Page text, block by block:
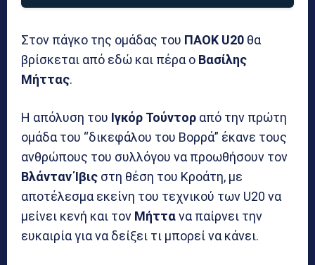
Στον πάγκο της ομάδας του ΠΑΟΚ U20 θα
βρίσκεται από εδώ και πέρα ο Βασίλης
Μήττας.
Η απόλυση του Ιγκόρ Τούντορ από την πρώτη
ομάδα του “δικεφάλου του Βορρά” έκανε τους
ανθρώπους του συλλόγου να προωθήσουν τον
Βλάνταν Ίβις στη θέση του Κροάτη, με
αποτέλεσμα εκείνη του τεχνικού των U20 να
μείνει κενή και τον Μήττανα παίρνει την
ευκαιρία για να δείξει τι μπορεί να κάνει.